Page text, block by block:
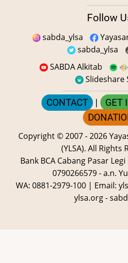
Follow
sabda_ylsa
sabda_ylsa
SABDA Alkitab
Slideshare
CONTACT | GET
Copyright© 2007 -2026
(YLSA). All Rights
Bank BCA Cabang Pasar
0790266579 - a.n.
WA: 0881-2979-100 | Email:
ylsa.org-